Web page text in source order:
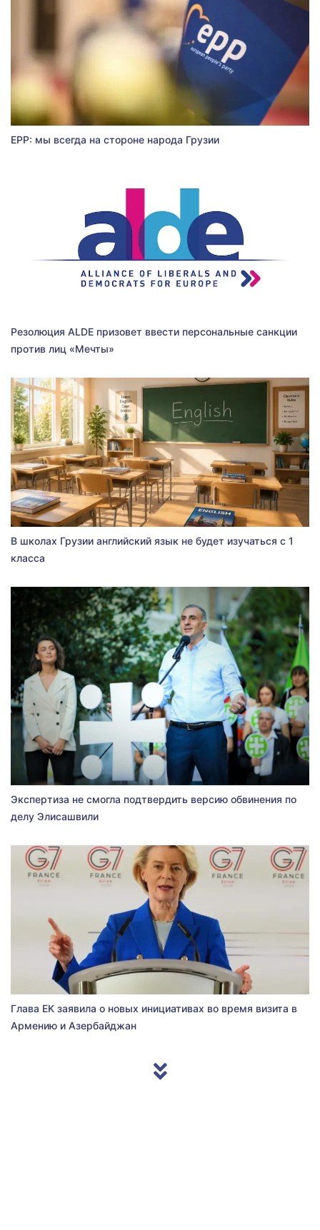
EPP: мы всегда на стороне народа Грузии
Резолюция ALDE призовет ввести персональные санкции
против лиц «Мечты»
В школах Грузии английский язык не будет изучаться с 1
класса
Экспертиза не смогла подтвердить версию обвинения по
делу Элисашвили
Глава ЕК заявила о новых инициативах во время визита в
Армению и Азербайджан